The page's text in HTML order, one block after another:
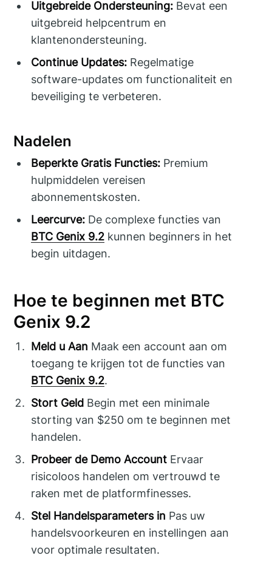
Uitgebreide Ondersteuning: Bevat een
uitgebreid helpcentrum en
klantenondersteuning.
Continue Updates: Regelmatige
software-updates om functionaliteit en
beveiliging te verbeteren.
Nadelen
Beperkte Gratis Functies: Premium
hulpmiddelen vereisen
abonnementskosten.
Leercurve: De complexe functies van
BTC Genix 9.2 kunnen beginners in het
begin uitdagen.
Hoe te beginnen met BTC
Genix 9.2
Meld u Aan Maak een account aan om
toegang te krijgen tot de functies van
BTC Genix 9.2.
Stort Geld Begin met een minimale
storting van $250 om te beginnen met
handelen.
Probeer de Demo Account Ervaar
risicoloos handelen om vertrouwd te
raken met de platformfinesses.
Stel Handelsparameters in Pas uw
handelsvoorkeuren en instellingen aan
voor optimale resultaten.